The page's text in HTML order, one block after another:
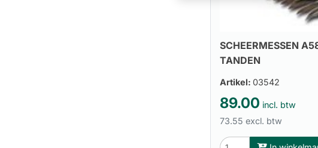
SCHEERMESSEN
TANDEN
Artikel: 03542
89.00 incl. btw
73.55 excl. btw